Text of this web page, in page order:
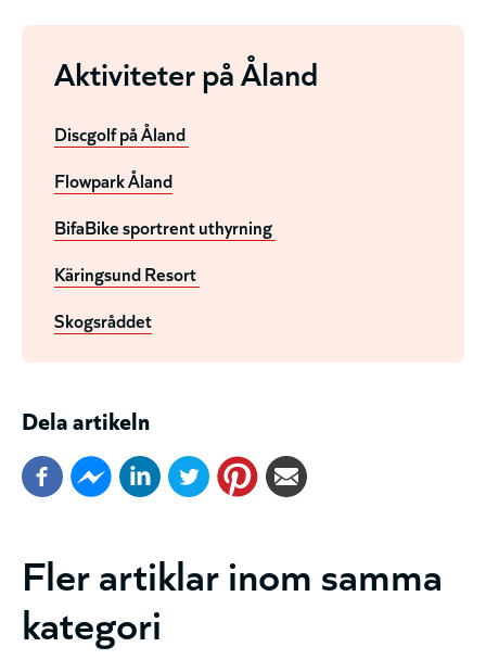
Aktiviteter på Åland
Discgolf på Åland
Flowpark Åland
BifaBike sportrent uthyrning
Käringsund Resort
Skogsråddet
Dela artikeln
Fler artiklar inom samma
kategori